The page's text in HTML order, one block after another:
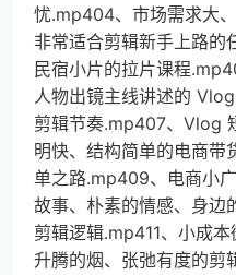
忧.mp404、市场需求大
非常适合剪辑新手上路
民宿小片的拉片课程
人物出镜主线讲述的
剪辑节奏.mp407、Vlog
明快、结构简单的电商带
单之路.mp409、电商小
故事、朴素的情感、身边
剪辑逻辑.mp411、小成本
升腾的烟、张弛有度的剪